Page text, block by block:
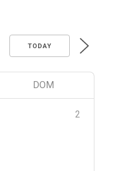
TODAY
DOM
2